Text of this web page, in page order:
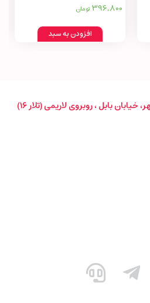
396,800 تومان
افزودن به سبد
بابل ، روبروی لاریمی (تلار ۱۶)